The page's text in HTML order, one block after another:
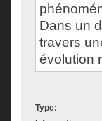
Dans un
travers
évolution
Type: